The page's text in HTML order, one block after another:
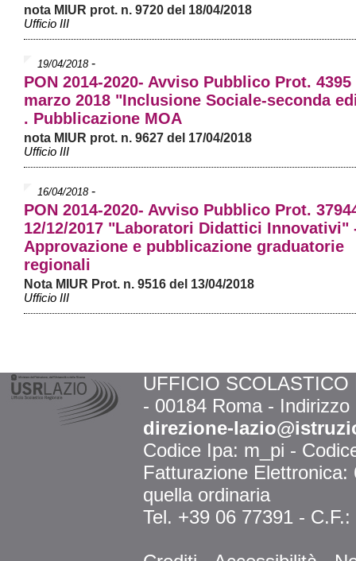
nota MIUR prot. n. 9720 del 18/04/2018
Ufficio III
19/04/2018-
PON 2014-2020- Avviso Pubblico Prot. 4395
marzo 2018 "Inclusione Sociale-seconda
. Pubblicazione MOA
nota MIUR prot. n. 9627 del 17/04/2018
Ufficio III
16/04/2018-
PON 2014-2020- Avviso Pubblico Prot.
12/12/2017 "Laboratori Didattici Innovativi"
Approvazione e pubblicazione graduatorie
regionali
Nota MIUR Prot. n. 9516 del 13/04/2018
Ufficio III
UFFICIO
- 00184 Roma -
direzione-
Codice Ipa: m_pi -
Fatturazione
quella ordinaria
Tel. +39 06 77391 -